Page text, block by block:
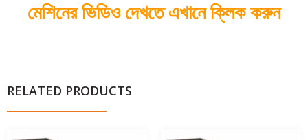
মেশিনের ভিডিও দেখতে এখানে ক্লিক করুন
RELATED PRODUCTS